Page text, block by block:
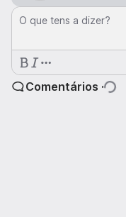
O que tens a dizer?
Comentários ·